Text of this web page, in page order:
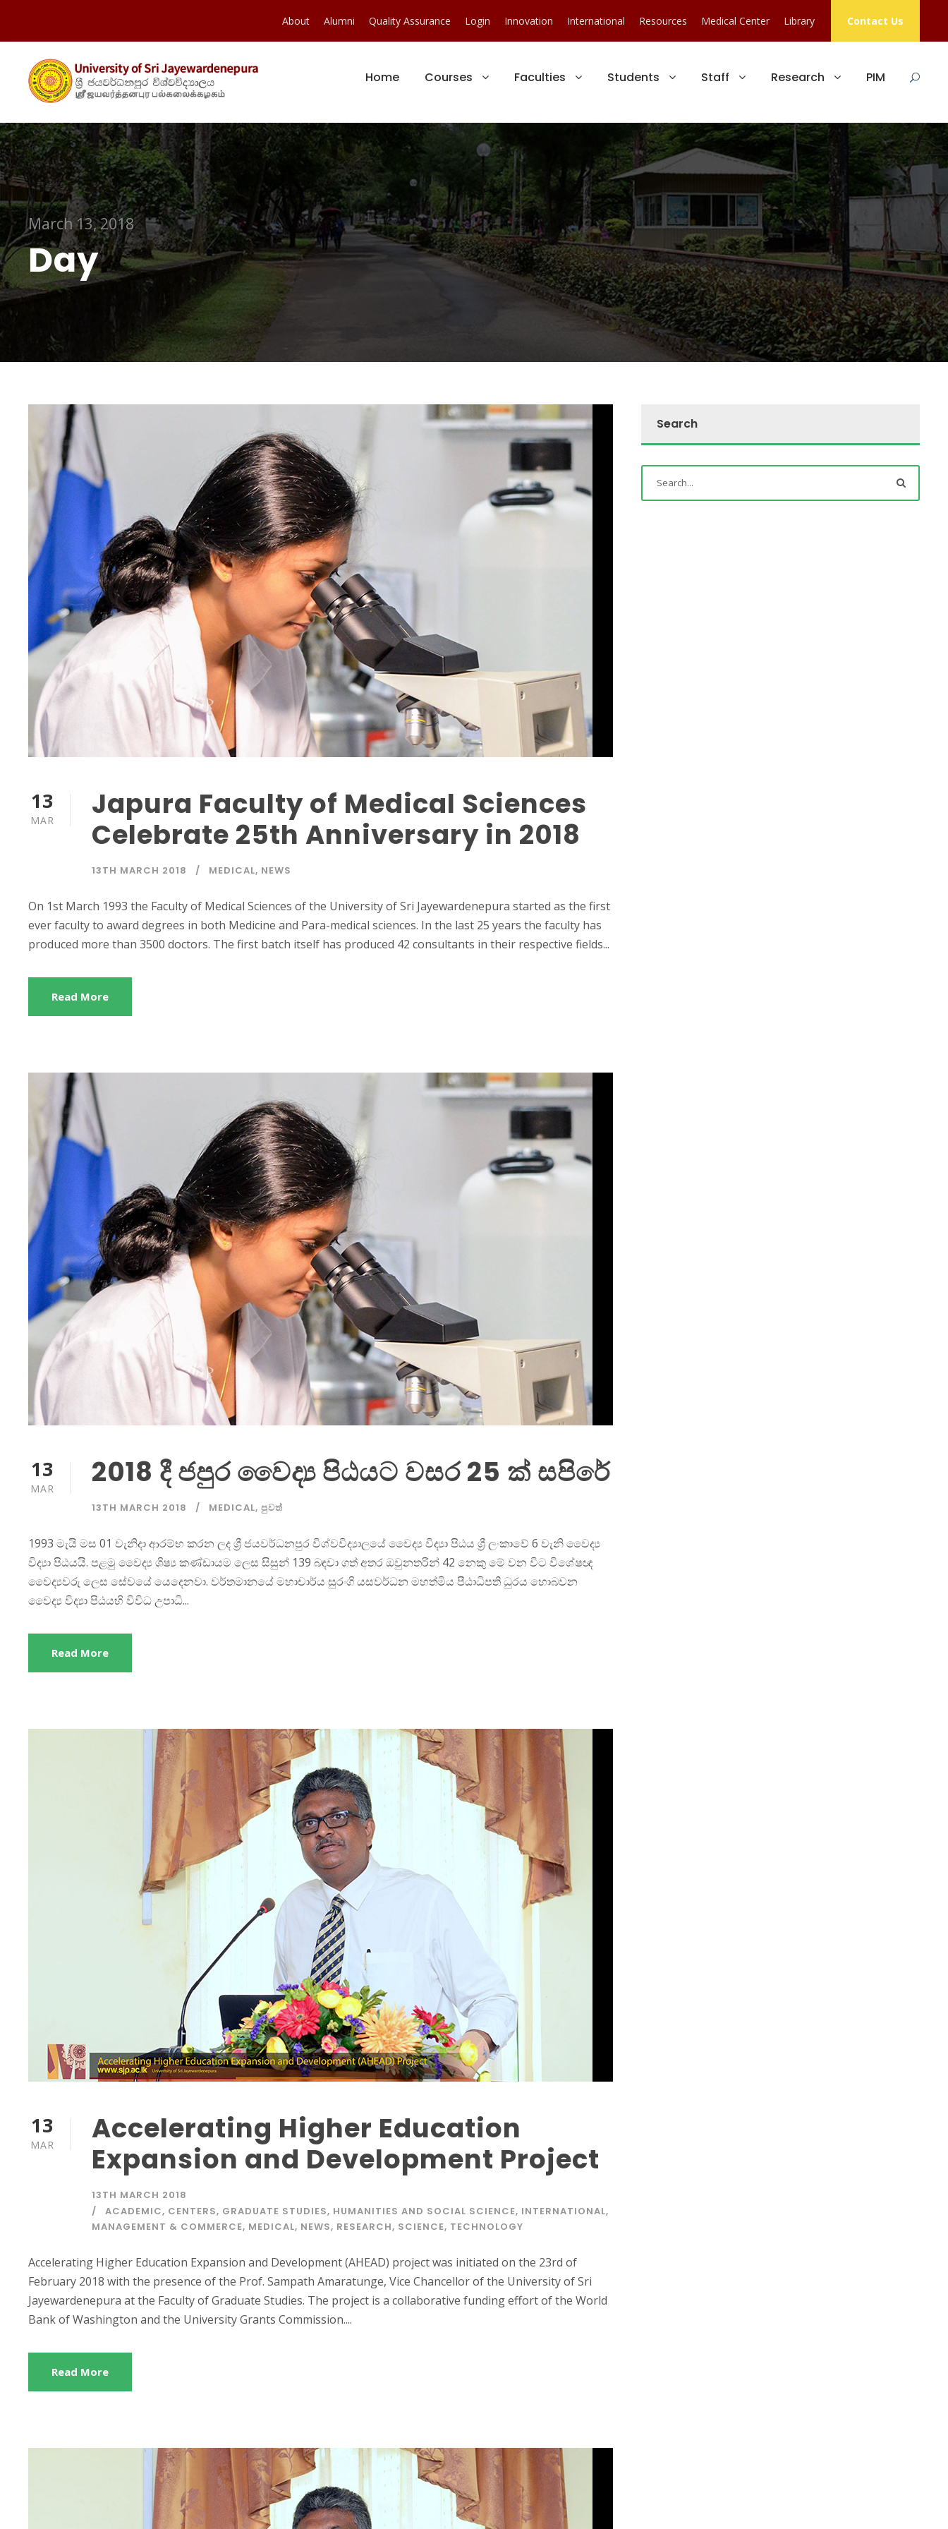
About Alumni Quality Assurance Login Innovation International Resources Medical Center Library Contact Us
Home Courses Faculties Students Staff Research PIM
March 13, 2018
Day
13
MAR
Japura Faculty of Medical Sciences
Celebrate 25th Anniversary in 2018
13TH MARCH 2018 MEDICAL, NEWS
On 1st March 1993 the Faculty of Medical Sciences of the University of Sri Jayewardenepura started as the first
ever faculty to award degrees in both Medicine and Para-medical sciences. In the last 25 years the faculty has
produced more than 3500 doctors. The first batch itself has produced 42 consultants in their respective fields...
Read More
13
MAR 2018 දී ජපුර වෛද්‍ය පිඨයට වසර 25 ක් සපිරේ
13TH MARCH 2018 MEDICAL, පුවත්
1993 මැයි මස 01 වැනිදා ආරම්භ කරන ලද ශ්‍රී ජයවර්ධනපුර විශ්වවිද්‍යාලයේ වෛද්‍ය විද්‍යා පිඨය ශ්‍රී ලංකාවේ 6 වැනි වෛද්‍ය
විද්‍යා පිඨයයි. පළමු වෛද්‍ය ශිෂ්‍ය කණ්ඩායම ලෙස සිසුන් 139 බඳවා ගත් අතර ඔවුනතරින් 42 නෙකු මේ වන විට විශේෂඥ
වෛද්‍යවරු ලෙස සේවයේ යෙදෙනවා. වර්තමානයේ මහාචාර්ය සුරංගි යසවර්ධන මහත්මිය පීඨාධිපති ධුරය හොබවන
වෛද්‍ය විද්‍යා පිඨයහි විවිධ උපාධි...
Read More
13
MAR
Accelerating Higher Education
Expansion and Development Project
13TH MARCH 2018
ACADEMIC, CENTERS, GRADUATE STUDIES, HUMANITIES AND SOCIAL SCIENCE, INTERNATIONAL,
MANAGEMENT & COMMERCE, MEDICAL, NEWS, RESEARCH, SCIENCE, TECHNOLOGY
Accelerating Higher Education Expansion and Development (AHEAD) project was initiated on the 23rd of
February 2018 with the presence of the Prof. Sampath Amaratunge, Vice Chancellor of the University of Sri
Jayewardenepura at the Faculty of Graduate Studies. The project is a collaborative funding effort of the World
Bank of Washington and the University Grants Commission....
Read More
Search